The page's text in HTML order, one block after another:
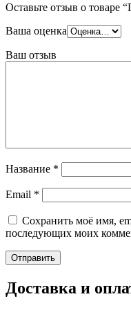
Оставьте отзыв о товаре
Ваша оценка
Ваш отзыв
Название *
Email *
Сохранить моё имя,
последующих моих
Доставка и